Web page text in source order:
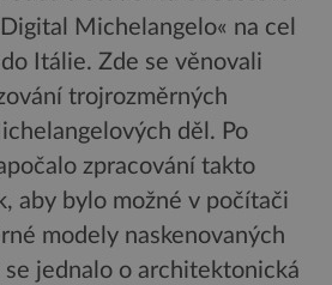
Michelangelo« na cel
Itálie. Zde se věnovali
trojrozměrných
děl. Po
zpracování takto
aby bylo možné v počítači
modely naskenovaných
jednalo o architektonická